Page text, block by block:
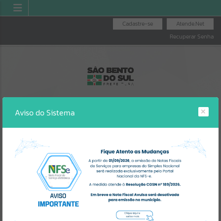
Atende.Net
Cadastre-se
Recuperar Senha
IPTU
ILUMINAÇÃO
PÚBLICA
AGENDA DE OBRAS
Aviso do Sistema
SISTEMA
Gerenciamento do Sistema
CÓDIGO DA MENSAGEM: